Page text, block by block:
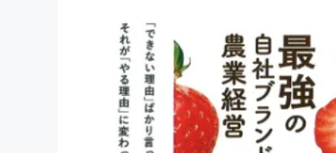
ビジネス・起業
まちづくり・地域活性化